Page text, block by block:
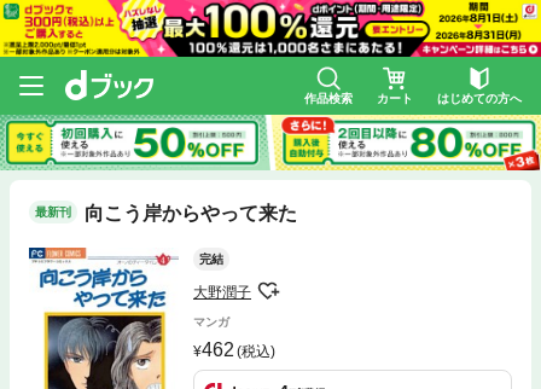
作品検索 カート はじめての方へ
最新刊 向こう岸からやって来た
完結
大野潤子
マンガ
462 (税込)